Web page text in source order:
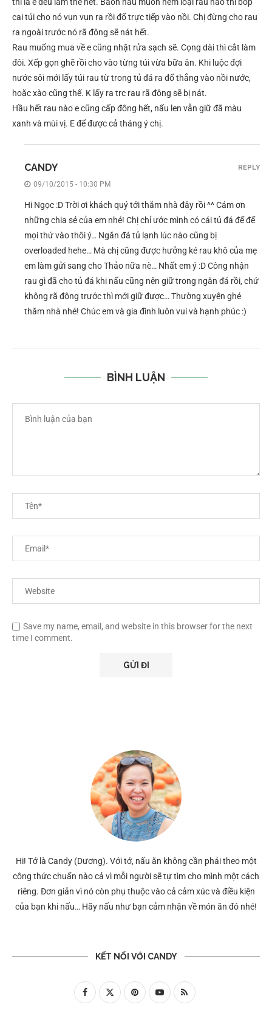
cai túi cho nó vụn vụn ra rồi đổ trực tiếp vào nồi. Chị đừng cho rau
ra ngoài trước nó rã đông sẽ nát hết.
Rau muống mua về e cũng nhặt rửa sạch sẽ. Cọng dài thì cắt làm
đôi. Xếp gọn ghẽ rồi cho vào từng túi vừa bữa ăn. Khi luộc đợi
nước sôi mới lấy túi rau từ trong tủ đá ra đổ thẳng vào nồi nước,
hoặc xào cũng thế. K lấy ra trc rau rã đông sẽ bị nát.
Hầu hết rau nào e cũng cấp đông hết, nấu len vẫn giữ đã màu
xanh và mùi vị. E để được cả tháng ý chị.
CANDY
09/10/2015 - 10:30 PM
Hi Ngọc :D Trời ơi khách quý tới thăm nhà đây rồi ^^ Cám ơn
những chia sẻ của em nhé! Chị chỉ ước mình có cái tủ đá để để
mọi thứ vào thôi ý… Ngăn đá tủ lạnh lúc nào cũng bị
overloaded hehe… Mà chị cũng được hưởng ké rau khô của mẹ
em làm gửi sang cho Thảo nữa nè… Nhất em ý :D Công nhận
rau gì đã cho tủ đá khi nấu cũng nên giữ trong ngăn đá rồi, chứ
không rã đông trước thì mới giữ được… Thường xuyên ghé
thăm nhà nhé! Chúc em và gia đình luôn vui và hạnh phúc :)
REPLY
BÌNH LUẬN
Save my name, email, and website in this browser for the next
time I comment.
Hi! Tớ là Candy (Dương). Với tớ, nấu ăn không cần phải theo một
công thức chuẩn nào cả vì mỗi người sẽ tự tìm cho mình một cách
riêng. Đơn giản vì nó còn phụ thuộc vào cả cảm xúc và điều kiện
của bạn khi nấu… Hãy nấu như bạn cảm nhận về món ăn đó nhé!
KẾT NỐI VỚI CANDY